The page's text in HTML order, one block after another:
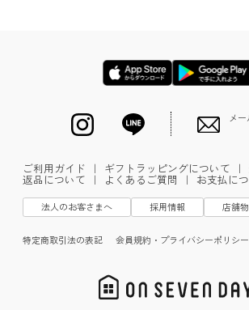
メ
ご利用ガイド ｜ ギフトラッピングについて ｜
返品について ｜ よくあるご質問 ｜ お支払に
法人のお客さまへ 採用情報 店舗
特定商取引法の表記 会員規約・プライバシーポリシー